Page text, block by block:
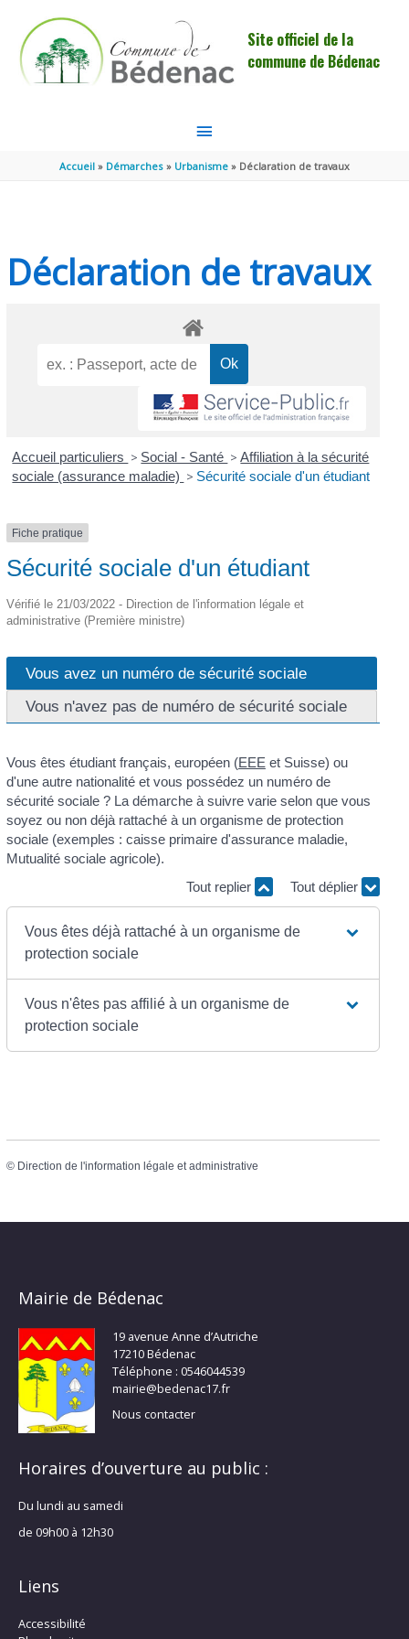
Site officiel de la
commune de Bédenac
MENU
PRINCIPAL
Accueil Démarches Urbanisme Déclaration de travaux
Déclaration de travaux
Accueil particuliers > Social - Santé > Affiliation à la sécurité
sociale (assurance maladie) > Sécurité sociale d'un étudiant
Fiche pratique
Sécurité sociale d'un étudiant
Vérifié le 21/03/2022 - Direction de l'information légale et
administrative (Première ministre)
Vous avez un numéro de sécurité sociale
Vous n'avez pas de numéro de sécurité sociale
Vous êtes étudiant français, européen (EEE et Suisse) ou
d'une autre nationalité et vous possédez un numéro de
sécurité sociale ? La démarche à suivre varie selon que vous
soyez ou non déjà rattaché à un organisme de protection
sociale (exemples : caisse primaire d'assurance maladie,
Mutualité sociale agricole).
Tout replier
Tout déplier
Vous êtes déjà rattaché à un organisme de
protection sociale
Vous n'êtes pas affilié à un organisme de
protection sociale
© Direction de l'information légale et administrative
Mairie de Bédenac
19 avenue Anne d’Autriche
17210 Bédenac
Téléphone : 0546044539
mairie@bedenac17.fr
Nous contacter
Horaires d’ouverture au public :
Du lundi au samedi
de 09h00 à 12h30
Liens
Accessibilité